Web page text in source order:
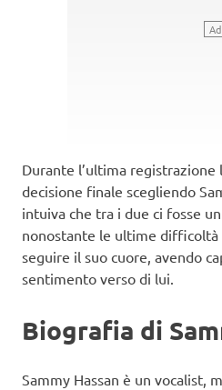
Durante l’ultima registrazione
decisione finale scegliendo
intuiva che tra i due ci fosse
nonostante le ultime difficoltà
seguire il suo cuore, avendo
sentimento verso di lui.
Biografia di
Sammy Hassan è un vocalist,